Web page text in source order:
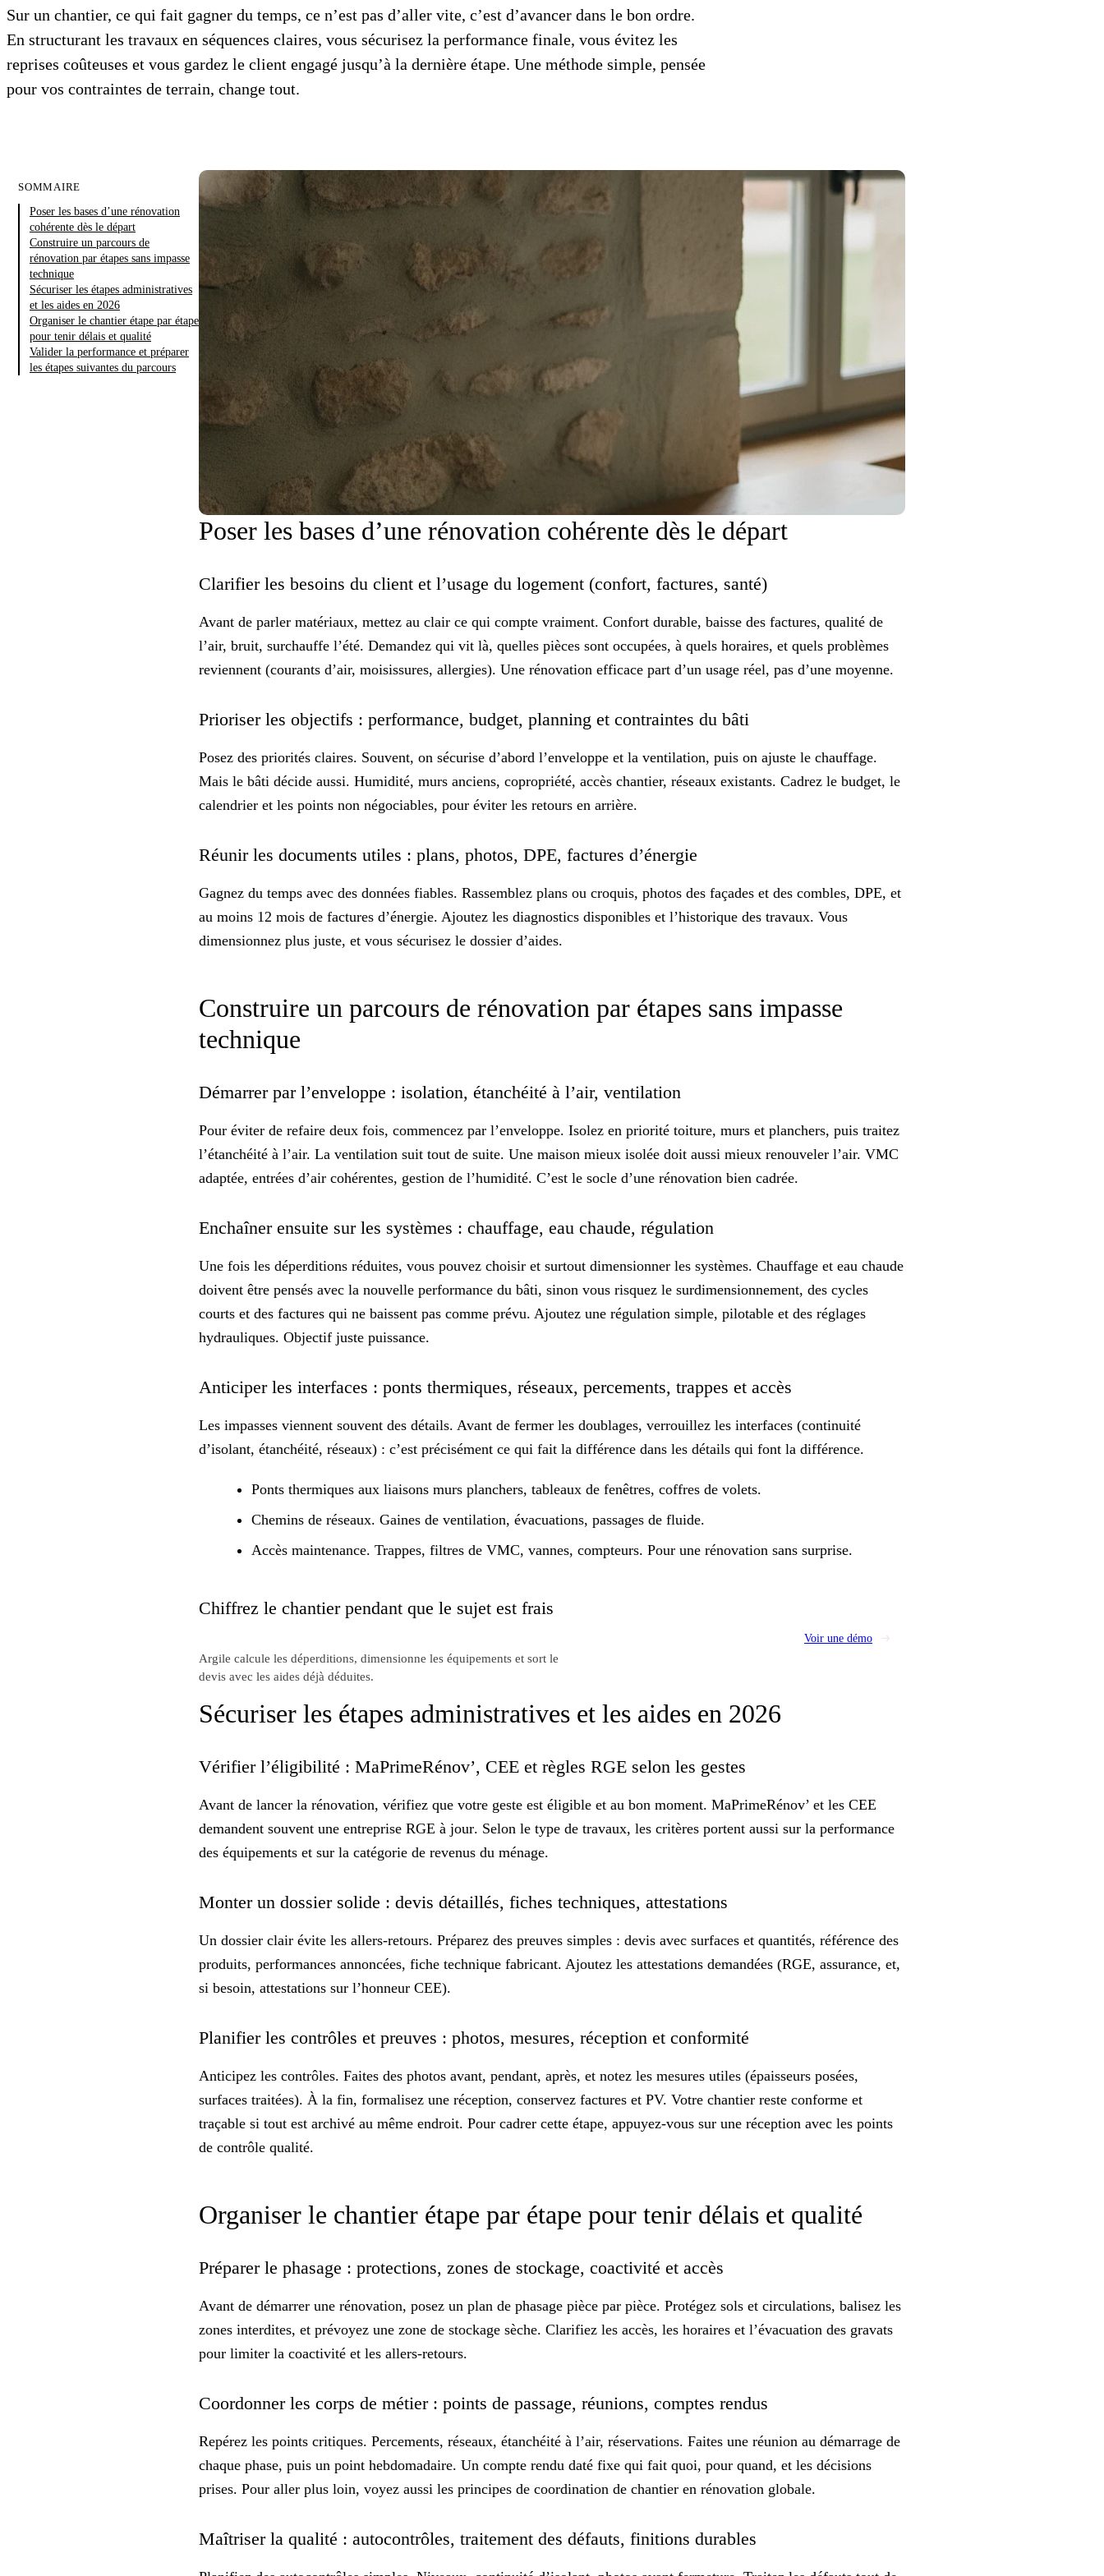
Sur un chantier, ce qui fait gagner du temps, ce n’est pas d’aller vite, c’est d’avancer dans le bon ordre.
En structurant les travaux en séquences claires, vous sécurisez la performance finale, vous évitez les
reprises coûteuses et vous gardez le client engagé jusqu’à la dernière étape. Une méthode simple, pensée
pour vos contraintes de terrain, change tout.
SOMMAIRE
Poser les bases d’une rénovation
cohérente dès le départ
Construire un parcours de
rénovation par étapes sans impasse
technique
Sécuriser les étapes administratives
et les aides en 2026
Organiser le chantier étape par étape
pour tenir délais et qualité
Valider la performance et préparer
les étapes suivantes du parcours
Poser les bases d’une rénovation cohérente dès le départ
Clarifier les besoins du client et l’usage du logement (confort, factures, santé)
Avant de parler matériaux, mettez au clair ce qui compte vraiment. Confort durable, baisse des factures, qualité de
l’air, bruit, surchauffe l’été. Demandez qui vit là, quelles pièces sont occupées, à quels horaires, et quels problèmes
reviennent (courants d’air, moisissures, allergies). Une rénovation efficace part d’un usage réel, pas d’une moyenne.
Prioriser les objectifs : performance, budget, planning et contraintes du bâti
Posez des priorités claires. Souvent, on sécurise d’abord l’enveloppe et la ventilation, puis on ajuste le chauffage.
Mais le bâti décide aussi. Humidité, murs anciens, copropriété, accès chantier, réseaux existants. Cadrez le budget, le
calendrier et les points non négociables, pour éviter les retours en arrière.
Réunir les documents utiles : plans, photos, DPE, factures d’énergie
Gagnez du temps avec des données fiables. Rassemblez plans ou croquis, photos des façades et des combles, DPE, et
au moins 12 mois de factures d’énergie. Ajoutez les diagnostics disponibles et l’historique des travaux. Vous
dimensionnez plus juste, et vous sécurisez le dossier d’aides.
Construire un parcours de rénovation par étapes sans impasse
technique
Démarrer par l’enveloppe : isolation, étanchéité à l’air, ventilation
Pour éviter de refaire deux fois, commencez par l’enveloppe. Isolez en priorité toiture, murs et planchers, puis traitez
l’étanchéité à l’air. La ventilation suit tout de suite. Une maison mieux isolée doit aussi mieux renouveler l’air. VMC
adaptée, entrées d’air cohérentes, gestion de l’humidité. C’est le socle d’une rénovation bien cadrée.
Enchaîner ensuite sur les systèmes : chauffage, eau chaude, régulation
Une fois les déperditions réduites, vous pouvez choisir et surtout dimensionner les systèmes. Chauffage et eau chaude
doivent être pensés avec la nouvelle performance du bâti, sinon vous risquez le surdimensionnement, des cycles
courts et des factures qui ne baissent pas comme prévu. Ajoutez une régulation simple, pilotable et des réglages
hydrauliques. Objectif juste puissance.
Anticiper les interfaces : ponts thermiques, réseaux, percements, trappes et accès
Les impasses viennent souvent des détails. Avant de fermer les doublages, verrouillez les interfaces (continuité
d’isolant, étanchéité, réseaux) : c’est précisément ce qui fait la différence dans les détails qui font la différence.
Ponts thermiques aux liaisons murs planchers, tableaux de fenêtres, coffres de volets.
Chemins de réseaux. Gaines de ventilation, évacuations, passages de fluide.
Accès maintenance. Trappes, filtres de VMC, vannes, compteurs. Pour une rénovation sans surprise.
Chiffrez le chantier pendant que le sujet est frais
Argile calcule les déperditions, dimensionne les équipements et sort le
devis avec les aides déjà déduites.
Voir une démo
Sécuriser les étapes administratives et les aides en 2026
Vérifier l’éligibilité : MaPrimeRénov’, CEE et règles RGE selon les gestes
Avant de lancer la rénovation, vérifiez que votre geste est éligible et au bon moment. MaPrimeRénov’ et les CEE
demandent souvent une entreprise RGE à jour. Selon le type de travaux, les critères portent aussi sur la performance
des équipements et sur la catégorie de revenus du ménage.
Monter un dossier solide : devis détaillés, fiches techniques, attestations
Un dossier clair évite les allers-retours. Préparez des preuves simples : devis avec surfaces et quantités, référence des
produits, performances annoncées, fiche technique fabricant. Ajoutez les attestations demandées (RGE, assurance, et,
si besoin, attestations sur l’honneur CEE).
Planifier les contrôles et preuves : photos, mesures, réception et conformité
Anticipez les contrôles. Faites des photos avant, pendant, après, et notez les mesures utiles (épaisseurs posées,
surfaces traitées). À la fin, formalisez une réception, conservez factures et PV. Votre chantier reste conforme et
traçable si tout est archivé au même endroit. Pour cadrer cette étape, appuyez-vous sur une réception avec les points
de contrôle qualité.
Organiser le chantier étape par étape pour tenir délais et qualité
Préparer le phasage : protections, zones de stockage, coactivité et accès
Avant de démarrer une rénovation, posez un plan de phasage pièce par pièce. Protégez sols et circulations, balisez les
zones interdites, et prévoyez une zone de stockage sèche. Clarifiez les accès, les horaires et l’évacuation des gravats
pour limiter la coactivité et les allers-retours.
Coordonner les corps de métier : points de passage, réunions, comptes rendus
Repérez les points critiques. Percements, réseaux, étanchéité à l’air, réservations. Faites une réunion au démarrage de
chaque phase, puis un point hebdomadaire. Un compte rendu daté fixe qui fait quoi, pour quand, et les décisions
prises. Pour aller plus loin, voyez aussi les principes de coordination de chantier en rénovation globale.
Maîtriser la qualité : autocontrôles, traitement des défauts, finitions durables